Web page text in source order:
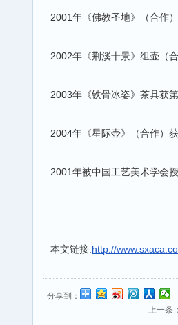
2001年《佛教圣地》（合作
2002年《荆溪十景》组壶（
2003年《铁骨冰姿》茶具获
2004年《星际壶》（合作）
2001年被中国工艺美术学会
本文链接:http://
分享到：
上一条